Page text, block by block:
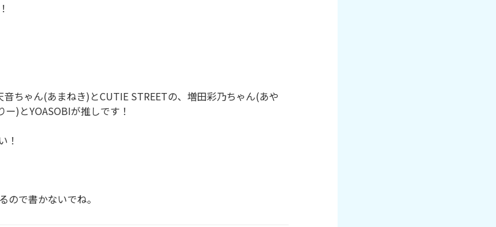
ちゃん(あまねき)とCUTIE STREETの、増田彩乃ちゃん(あや
)とYOASOBIが推しです！
！
で書かないでね。